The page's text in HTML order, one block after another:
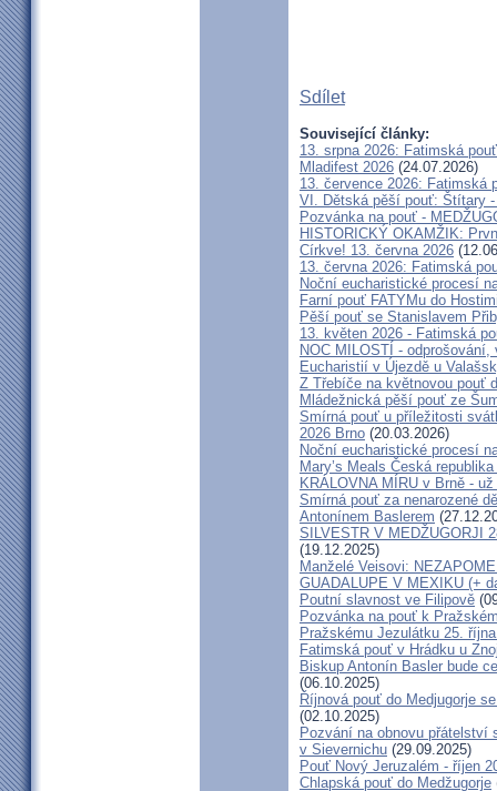
Sdílet
Související články:
13. srpna 2026: Fatimská
Mladifest 2026 (24.07.2026)
13. července 2026: Fatimská
VI. Dětská pěší pouť: Štítary
Pozvánka na pouť -
HISTORICKÝ OKAMŽIK:
Církve! 13. června 2026
13. června 2026: Fatimská
Noční eucharistické procesí
Farní pouť FATYMu do
Pěší pouť se Stanislavem
13. květen 2026 - Fatimská
NOC MILOSTÍ -
Eucharistií v Újezdě u
Z Třebíče na květnovou pouť
Mládežnická pěší pouť ze
Smírná pouť u příležitosti
2026 Brno (20.03.2026)
Noční eucharistické procesí
Mary’s Meals Česká
KRÁLOVNA MÍRU v Brně -
Smírná pouť za nenarozené
Antonínem Baslerem
SILVESTR V MEDŽUGORJI
(19.12.2025)
Manželé Veisovi:
GUADALUPE V MEXIKU (+
Poutní slavnost ve Filipově
Pozvánka na pouť k
Pražskému Jezulátku 25.
Fatimská pouť v Hrádku u
Biskup Antonín Basler bude
(06.10.2025)
Říjnová pouť do Medjugorje
(02.10.2025)
Pozvání na obnovu přátelství
v Sievernichu (29.09.2025)
Pouť Nový Jeruzalém - říjen
Chlapská pouť do Medžugorje